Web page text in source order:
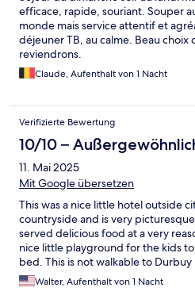
efficace, rapide, souriant. Souper
monde mais service attentif et
déjeuner TB, au calme. Beau
reviendrons.
Claude, Aufenthalt von 1 Nacht
Verifizierte Bewertung
10/10 –
11. Mai 2025
Mit Google übersetzen
This was a nice little hotel outside
countryside and is very
served delicious food at a very
nice little playground for the kids
bed. This is not walkable to
The staff was very welcoming and
spoke English which made ordering
Walter, Aufenthalt von 1 Nacht